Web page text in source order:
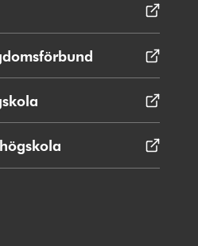
Öppnas
i
i
nytt
fönster
i